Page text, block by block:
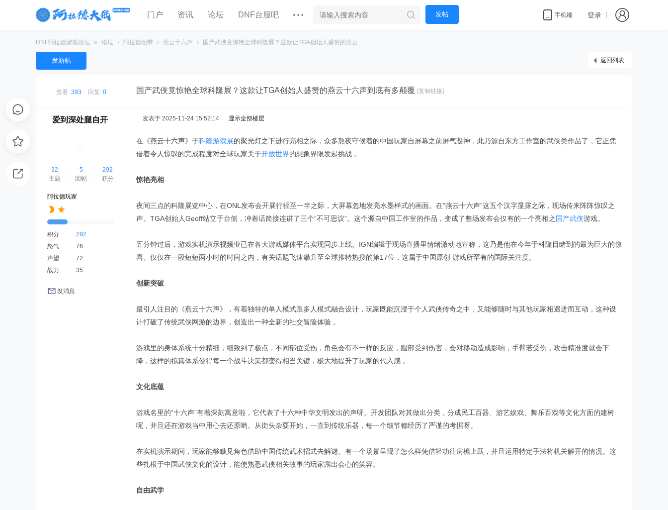
门户 资讯 论坛 DNF台服吧 发帖 手机端 登录
DNF阿拉德游戏论坛 » 论坛 › 阿拉德地带 › 燕云十六声 › 国产武侠竟惊艳全球科隆展？这款让TGA创始人盛赞的燕云 ...
返回列表
发新帖
查看: 393 回复: 0 国产武侠竟惊艳全球科隆展？这款让TGA创始人盛赞的燕云十六声到底有多颠覆 [复制链接]
爱到深处腿自开
32
主题
5
回帖
292
积分
阿拉德玩家
积分
292
怒气
76
声望
72
战力
35
发消息
发表于 2025-11-24 15:52:14 显示全部楼层
在《燕云十六声》于科隆游戏展的聚光灯之下进行亮相之际，众多熬夜守候着的中国玩家自屏幕之前屏气凝神，此乃源自东方工作室的武侠类作品了，它正凭
借着令人惊叹的完成程度对全球玩家关于开放世界的想象界限发起挑战 。
惊艳亮相
夜间三点的科隆展览中心，在ONL发布会开展行径至一半之际，大屏幕忽地发亮水墨样式的画面。在“燕云十六声”这五个汉字显露之际，现场传来阵阵惊叹之
声。TGA创始人Geoff站立于台侧，冲着话筒接连讲了三个“不可思议”。这个源自中国工作室的作品，变成了整场发布会仅有的一个亮相之 国产武侠游戏。
五分钟过后，游戏实机演示视频业已在各大游戏媒体平台实现同步上线。IGN编辑于现场直播里情绪激动地宣称，这乃是他在今年于科隆目睹到的最为巨大的惊
喜。仅仅在一段短短两小时的时间之内，有关话题飞速攀升至全球推特热搜的第17位，这属于中国原创 游戏所罕有的国际关注度。
创新突破
最引人注目的《燕云十六声》，有着独特的单人模式跟多人模式融合设计，玩家既能沉浸于个人武侠传奇之中，又能够随时与其他玩家相遇进而互动，这种设
计打破了传统武侠网游的边界，创造出一种全新的社交冒险体验 。
游戏里的身体系统十分精细，细致到了极点，不同部位受伤，角色会有不一样的反应，腿部受到伤害，会对移动造成影响，手臂若受伤，攻击精准度就会下
降，这样的拟真体系使得每一个战斗决策都变得相当关键，极大地提升了玩家的代入感 。
文化底蕴
游戏名里的“十六声”有着深刻寓意啦，它代表了十六种中华文明发出的声呀。开发团队对其做出分类，分成民工百器、游艺娱戏、舞乐百戏等文化方面的建树
呢，并且还在游戏当中用心去还原哟。从街头杂耍开始，一直到传统乐器，每一个细节都经历了严谨的考据呀。
在实机演示期间，玩家能够瞧见角色借助中国传统武术招式去解谜。有一个场景呈现了怎么样凭借轻功往房檐上跃，并且运用特定手法将机关解开的情况。这
些扎根于中国武侠文化的设计，能使熟悉武侠相关故事的玩家露出会心的笑容。
自由武学